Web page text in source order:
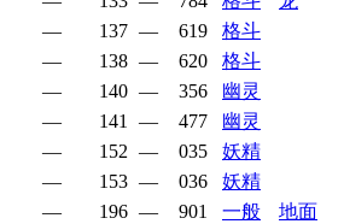
— 137 — 619
格斗
— 138 — 620
格斗
— 140 — 356
幽灵
— 141 — 477
幽灵
— 152 — 035
妖精
— 153 — 036
妖精
— 196 — 901 一般
地面